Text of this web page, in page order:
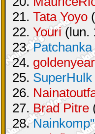
21. Tata Yoyo
22. Youri(lun.
23.Patchanka
24.
25. SuperHulk
26.
27. Brad Pitre
28.